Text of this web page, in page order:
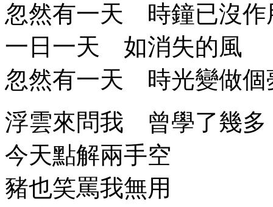
忽然有一天 時鐘已沒作
一日一天 如消失的風
忽然有一天 時光變做個
浮雲來問我 曾學了幾多
今天點解兩手空
豬也笑罵我無用